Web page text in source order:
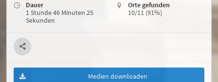
Dauer
1 Stunde 46 Minuten 25
Sekunden
Orte gefunden
10/11 (91%)
Medien downloaden